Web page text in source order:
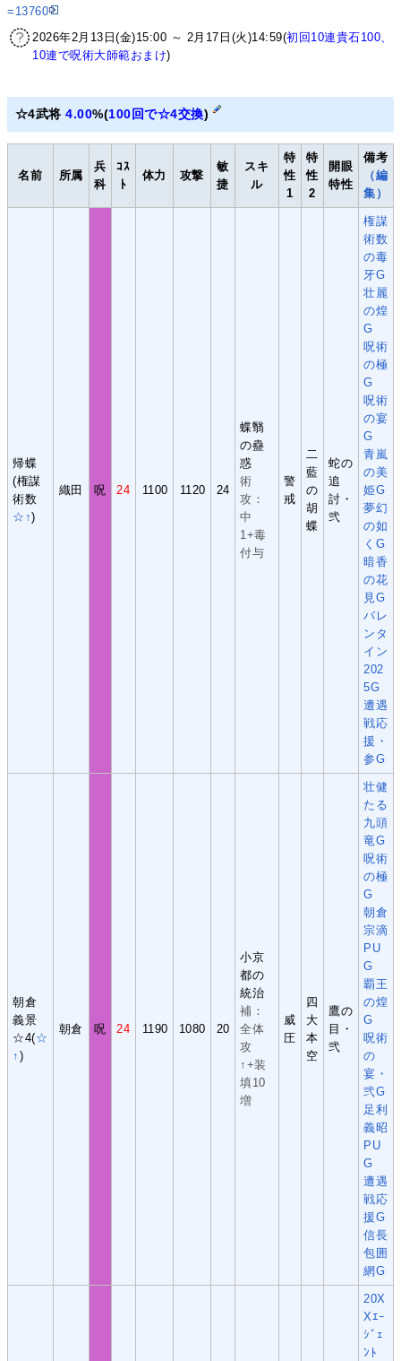
=13760
2026年2月13日(金)15:00 ～ 2月17日(火)14:59(初回10連貴石100、
10連で呪術大師範おまけ)
☆4武将4.00%(100回で☆4交換)
名前 所属
兵
科
ｺｽ
ﾄ
体力 攻撃
敏
捷
スキ
ル
特
性
1
特
性
2
開眼
特性
備考
（編
集）
帰蝶
(権謀
術数
☆↑)
織田 呪 24 1100 1120 24
蝶翳
の蠱
惑
術
攻：
中
1+毒
付与
警
戒
二
藍
の
胡
蝶
蛇の
追
討・
弐
権謀
術数
の毒
牙G
壮麗
の煌
G
呪術
の極
G
呪術
の宴
G
青嵐
の美
姫G
夢幻
の如
くG
暗香
の花
見G
バレ
ンタ
イン
202
5G
遭遇
戦応
援・
参G
朝倉
義景
☆4(☆
↑ )
朝倉 呪 24 1190 1080 20
小京
都の
統治
補：
全体
攻
↑+装
填10
増
威
圧
四
大
本
空
鷹の
目・
弐
壮健
たる
九頭
竜G
呪術
の極
G
朝倉
宗滴
PU
G
覇王
の煌
G
呪術
の
宴・
弐G
足利
義昭
PU
G
遭遇
戦応
援G
信長
包囲
網G
20X
Xｴｰ
ｼﾞｪ
ﾝﾄ